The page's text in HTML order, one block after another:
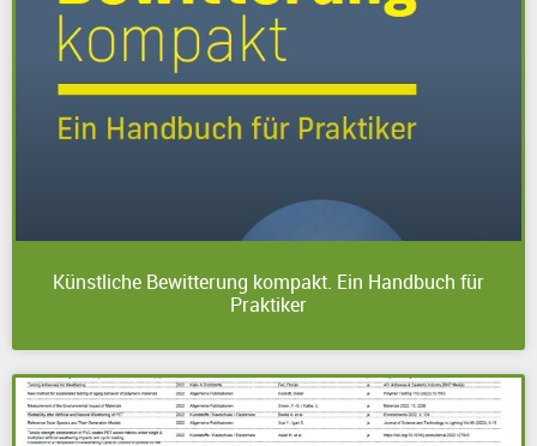
Künstliche Bewitterung kompakt. Ein Handbuch für
Praktiker